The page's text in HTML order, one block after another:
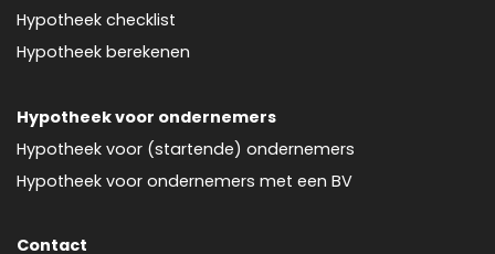
Hypotheek checklist
Hypotheek berekenen
Hypotheek voor ondernemers
Hypotheek voor (startende) ondernemers
Hypotheek voor ondernemers met een BV
Contact